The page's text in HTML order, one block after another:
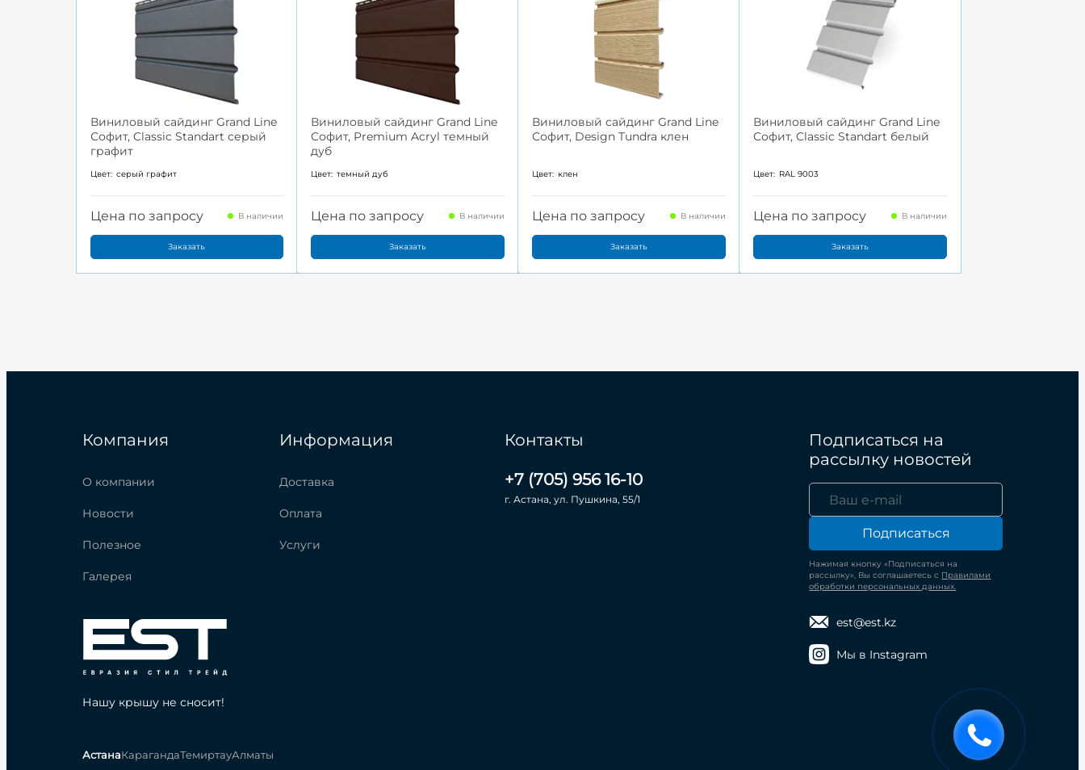
Виниловый сайдинг Grand Line
Софит, Classic Standart серый
графит
Цвет: серый графит
Цена по запросу В наличии
Заказать
Виниловый сайдинг Grand Line
Софит, Premium Acryl темный
дуб
Цвет: темный дуб
Цена по запросу В наличии
Заказать
Виниловый сайдинг Grand Line
Софит, Design Tundra клен
Цвет: клен
Цена по запросу В наличии
Заказать
Виниловый сайдинг Grand Line
Софит, Classic Standart белый
Цвет: RAL 9003
Цена по запросу В наличии
Заказать
Компания
О компании
Новости
Полезное
Галерея
Информация
Доставка
Оплата
Услуги
Контакты
+7 (705) 956 16-10
г. Астана, ул. Пушкина, 55/1
Подписаться на
рассылку новостей
Подписаться
Нажимая кнопку «Подписаться на
рассылку», Вы соглашаетесь с Правилами
обработки персональных данных.
est@est.kz
Мы в Instagram
Нашу крышу не сносит!
АстанаКарагандаТемиртауАлматы